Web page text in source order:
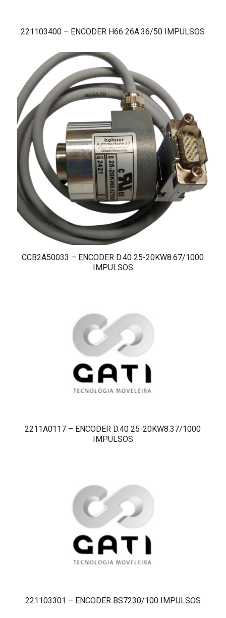
221103400 – ENCODER H66 26A.36/50 IMPULSOS
CCB2A50033 – ENCODER D.40 25-20KW8.67/1000
IMPULSOS
2211A0117 – ENCODER D.40 25-20KW8.37/1000
IMPULSOS
221103301 – ENCODER BS7230/100 IMPULSOS